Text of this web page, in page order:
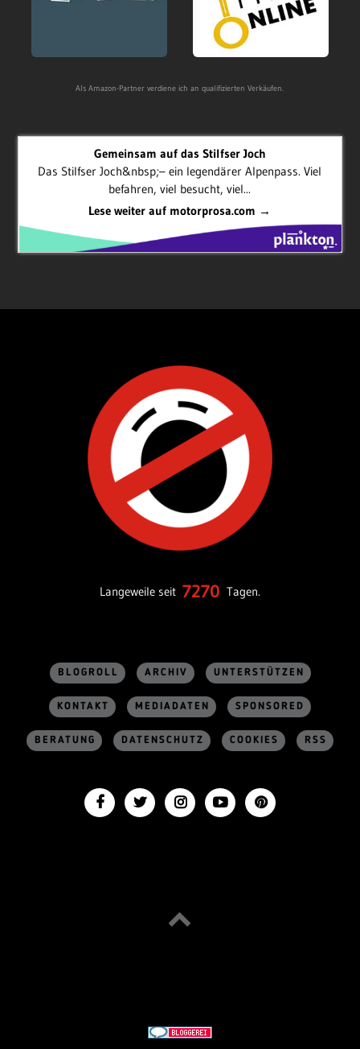
Als Amazon-Partner verdiene ich an qualifizierten Verkäufen.
Gemeinsam auf das Stilfser Joch
Das Stilfser Joch&nbsp;– ein legendärer Alpenpass. Viel
befahren, viel besucht, viel...
Lese weiter auf motorprosa.com →
Langeweile seit 7270 Tagen.
BLOGROLL ARCHIV UNTERSTÜTZEN
KONTAKT MEDIADATEN SPONSORED
BERATUNG DATENSCHUTZ COOKIES RSS